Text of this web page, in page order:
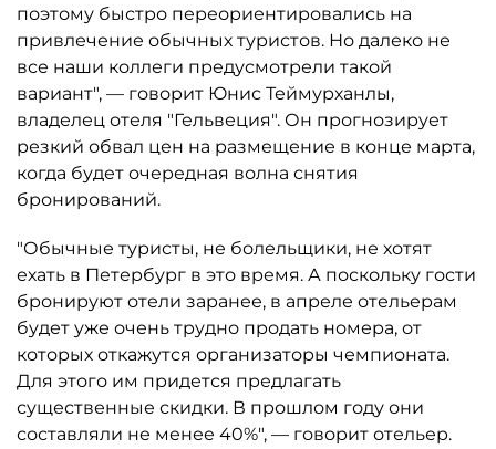
поэтому быстро переориентировались на
привлечение обычных туристов. Но далеко не
все наши коллеги предусмотрели такой
вариант", — говорит Юнис Теймурханлы,
владелец отеля "Гельвеция". Он прогнозирует
резкий обвал цен на размещение в конце марта,
когда будет очередная волна снятия
бронирований.
"Обычные туристы, не болельщики, не хотят
ехать в Петербург в это время. А поскольку гости
бронируют отели заранее, в апреле отельерам
будет уже очень трудно продать номера, от
которых откажутся организаторы чемпионата.
Для этого им придется предлагать
существенные скидки. В прошлом году они
составляли не менее 40%", — говорит отельер.